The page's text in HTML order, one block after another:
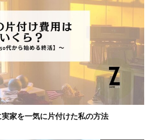
家を一気に片付けた私の方法